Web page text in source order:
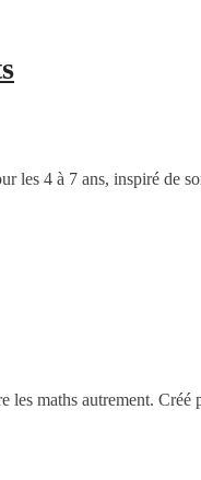
les 4 à 7 ans, inspiré de
les maths autrement.